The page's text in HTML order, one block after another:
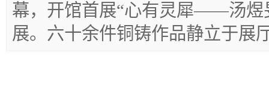
幕，开馆首展“心有灵犀——汤煜
展。六十余件铜铸作品静立于展